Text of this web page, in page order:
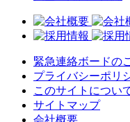
緊急連絡ボードの
プライバシーポリ
このサイトについ
サイトマップ
会社概要